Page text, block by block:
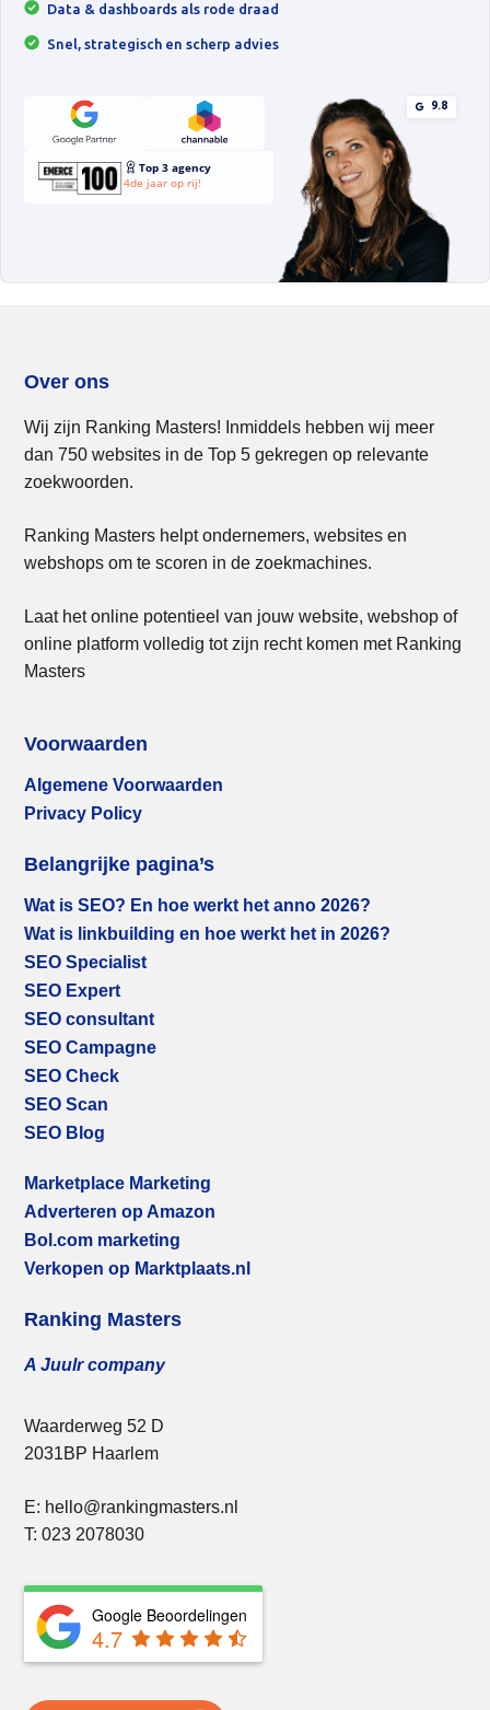
Data & dashboards als rode draad
Snel, strategisch en scherp advies
Top 3 agency
4de jaar op rij!
9.8
Over ons
Wij zijn Ranking Masters! Inmiddels hebben wij meer
dan 750 websites in de Top 5 gekregen op relevante
zoekwoorden.
Ranking Masters helpt ondernemers, websites en
webshops om te scoren in de zoekmachines.
Laat het online potentieel van jouw website, webshop of
online platform volledig tot zijn recht komen met Ranking
Masters
Voorwaarden
Algemene Voorwaarden
Privacy Policy
Belangrijke pagina’s
Wat is SEO? En hoe werkt het anno 2026?
Wat is linkbuilding en hoe werkt het in 2026?
SEO Specialist
SEO Expert
SEO consultant
SEO Campagne
SEO Check
SEO Scan
SEO Blog
Marketplace Marketing
Adverteren op Amazon
Bol.com marketing
Verkopen op Marktplaats.nl
Ranking Masters
A Juulr company
Waarderweg 52 D
2031BP Haarlem
E: hello@rankingmasters.nl
T: 023 2078030
Google Beoordelingen
4.7